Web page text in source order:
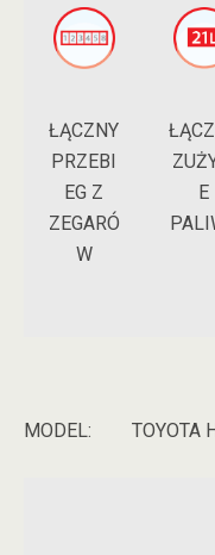
ŁĄCZNY
PRZEBI
EG Z
ZEGARÓ
W
E
MODEL: TOYOTA